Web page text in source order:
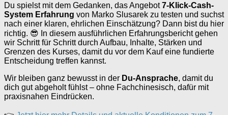
Du spielst mit dem Gedanken, das Angebot7-Klick-Cash-
System Erfahrung von Marko Slusarek zu testen und suchst
nach einer klaren, ehrlichen Einschätzung? Dann bist du hier
richtig. 😎 In diesem ausführlichen Erfahrungsbericht gehen
wir Schritt für Schritt durch Aufbau, Inhalte, Stärken und
Grenzen des Kurses, damit du vor dem Kauf eine fundierte
Entscheidung treffen kannst.
Wir bleiben ganz bewusst in der Du-Ansprache, damit du
dich gut abgeholt fühlst – ohne Fachchinesisch, dafür mit
praxisnahen Eindrücken.